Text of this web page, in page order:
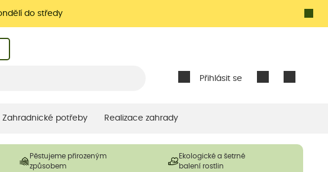
do středy
Přihlásit se
Zahradnické potřeby Realizace zahrady
Pěstujeme přirozeným
způsobem
Ekologické a šetrné
balení rostlin